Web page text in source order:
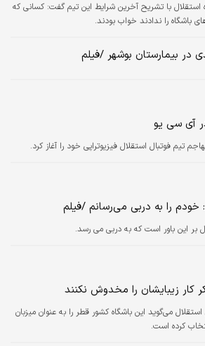
استقلال با تشریح آخرین شرایط این تیم گفت: کسانی که
در بیمارستان بوشهر /فیلم
آی سی یو
تیم فوتبال استقلال فیزیوتراپی خود را آغاز کرد.
خودم را به دربی می‌رسانم /فیلم
بر این باور است که به دربی می رسد.
کار زیبایشان را مخدوش نکنند
می‌گوید این باشگاه کشور قطر را به عنوان میزبان
کرده است.